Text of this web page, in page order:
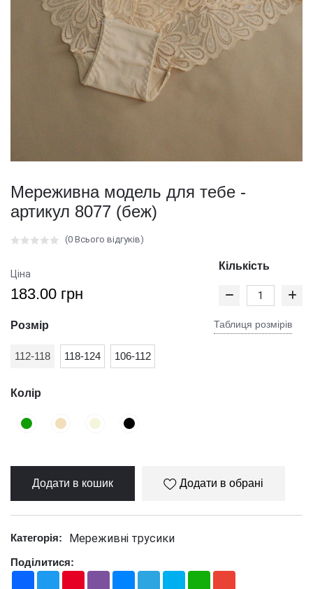
Мереживна модель для тебе -
артикул 8077 (беж)
(0 Всього відгуків)
Ціна
183.00 грн
Кількість
Розмір Таблиця розмірів
112-118 118-124 106-112
Колір
Додати в кошик Додати в обрані
Категорія: Мереживні трусики
Поділитися:
Facebook
TwitterPinterestViber Messenger
TelegramSkypeWhatsApp